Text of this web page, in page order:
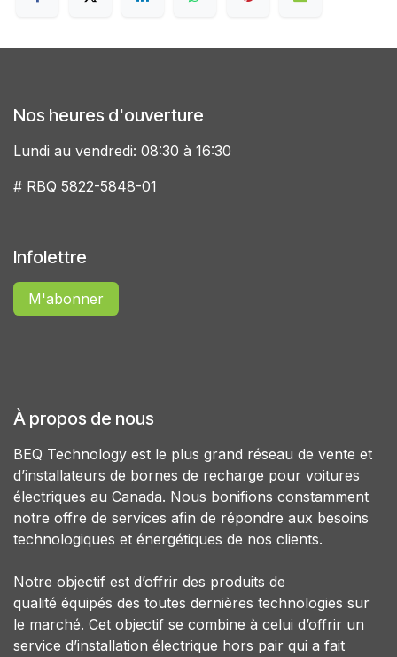
Nos heures d'ouverture
Lundi au vendredi: 08:30 à 16:30
# RBQ 5822-5848-01
Infolettre
M'abonner
À propos de nous
BEQ Technology est le plus grand réseau de vente et
d’installateurs de bornes de recharge pour voitures
électriques au Canada. Nous bonifions constamment
notre offre de services afin de répondre aux besoins
technologiques et énergétiques de nos clients.
Notre objectif est d’offrir des produits de
qualité équipés des toutes dernières technologies sur
le marché. Cet objectif se combine à celui d’offrir un
service d’installation électrique hors pair qui a fait